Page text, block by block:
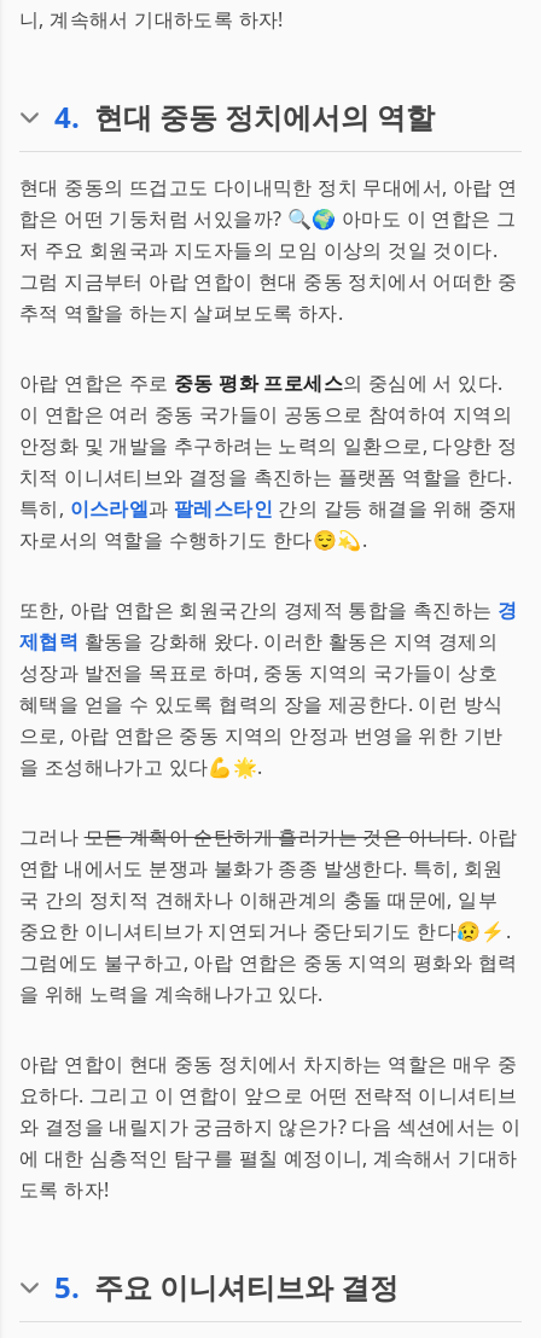
니, 계속해서 기대하도록 하자!
4. 현대 중동 정치에서의 역할
현대 중동의 뜨겁고도 다이내믹한 정치 무대에서, 아랍 연
합은 어떤 기둥처럼 서있을까? 🔍🌍 아마도 이 연합은 그
저 주요 회원국과 지도자들의 모임 이상의 것일 것이다.
그럼 지금부터 아랍 연합이 현대 중동 정치에서 어떠한 중
추적 역할을 하는지 살펴보도록 하자.
아랍 연합은 주로 중동 평화 프로세스의 중심에 서 있다.
이 연합은 여러 중동 국가들이 공동으로 참여하여 지역의
안정화 및 개발을 추구하려는 노력의 일환으로, 다양한 정
치적 이니셔티브와 결정을 촉진하는 플랫폼 역할을 한다.
특히, 이스라엘과팔레스타인 간의 갈등 해결을 위해 중재
자로서의 역할을 수행하기도 한다😌💫.
또한, 아랍 연합은 회원국간의 경제적 통합을 촉진하는 경
제협력 활동을 강화해 왔다. 이러한 활동은 지역 경제의
성장과 발전을 목표로 하며, 중동 지역의 국가들이 상호
혜택을 얻을 수 있도록 협력의 장을 제공한다. 이런 방식
으로, 아랍 연합은 중동 지역의 안정과 번영을 위한 기반
을 조성해나가고 있다💪🌟.
그러나모든 계획이 순탄하게 흘러가는 것은 아니다. 아랍
연합 내에서도 분쟁과 불화가 종종 발생한다. 특히, 회원
국 간의 정치적 견해차나 이해관계의 충돌 때문에, 일부
중요한 이니셔티브가 지연되거나 중단되기도 한다😥⚡.
그럼에도 불구하고, 아랍 연합은 중동 지역의 평화와 협력
을 위해 노력을 계속해나가고 있다.
아랍 연합이 현대 중동 정치에서 차지하는 역할은 매우 중
요하다. 그리고 이 연합이 앞으로 어떤 전략적 이니셔티브
와 결정을 내릴지가 궁금하지 않은가? 다음 섹션에서는 이
에 대한 심층적인 탐구를 펼칠 예정이니, 계속해서 기대하
도록 하자!
5. 주요 이니셔티브와 결정